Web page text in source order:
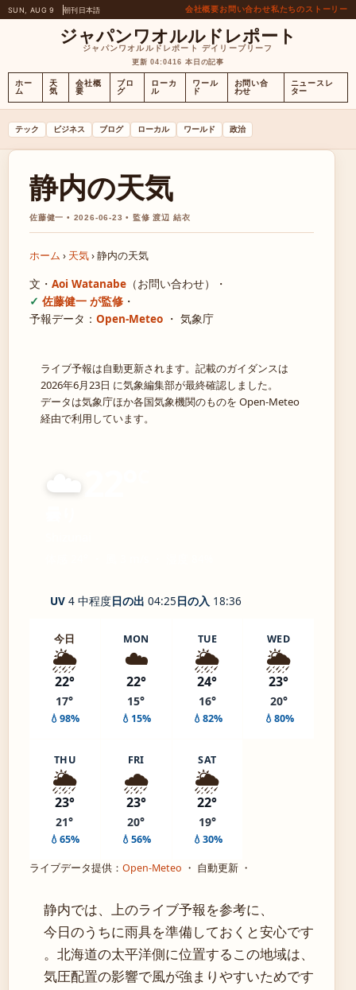
SUN, AUG 9 朝刊日本語 会社概要お問い合わせ私たちのストーリー
ジャパンワオルルドレポート
ジャパンワオルルドレポート デイリーブリーフ
更新 04:0416 本日の記事
ホー
ム
天
気
会社概
要
ブロ
グ
ローカ
ル
ワール
ド
お問い合
わせ
ニュースレ
ター
テック ビジネス ブログ ローカル ワールド 政治
静内の天気
佐藤健一 • 2026-06-23 • 監修 渡辺 結衣
ホーム › 天気›静内の天気
文・ Aoi Watanabe （お問い合わせ）
・
佐藤健一 が監修 ・
予報データ： Open-Meteo ・ 気象庁
ライブ予報は自動更新されます。記載のガイダンスは
2026年6月23日 に気象編集部が最終確認しました。
データは気象庁ほか各国気象機関のものを Open-Meteo
経由で利用しています。
☁️
UV 4 中程度日の出 04:25日の入 18:36
今日
🌦️
22°
17°
💧98%
MON
☁️
22°
15°
💧15%
TUE
🌦️
24°
16°
💧82%
WED
🌦️
23°
20°
💧80%
THU
🌦️
23°
21°
💧65%
FRI
🌧️
23°
20°
💧56%
SAT
🌦️
22°
19°
💧30%
ライブデータ提供： Open-Meteo ・ 自動更新 ・
静内では、上のライブ予報を参考に、
今日のうちに雨具を準備しておくと安心です
。北海道の太平洋側に位置するこの地域は、
気圧配置の影響で風が強まりやすいためです